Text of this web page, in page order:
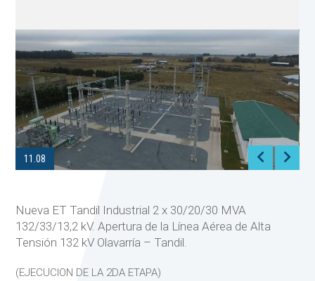
11.08
Nueva ET Tandil Industrial 2 x 30/20/30 MVA
132/33/13,2 kV. Apertura de la Línea Aérea de Alta
Tensión 132 kV Olavarría – Tandil.
(EJECUCION DE LA 2DA ETAPA)